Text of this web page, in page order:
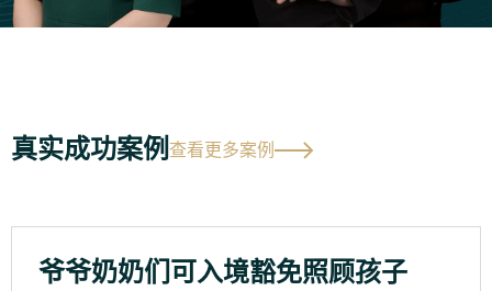
真实成功案例查看更多案例
爷爷奶奶们可入境豁免照顾孩子